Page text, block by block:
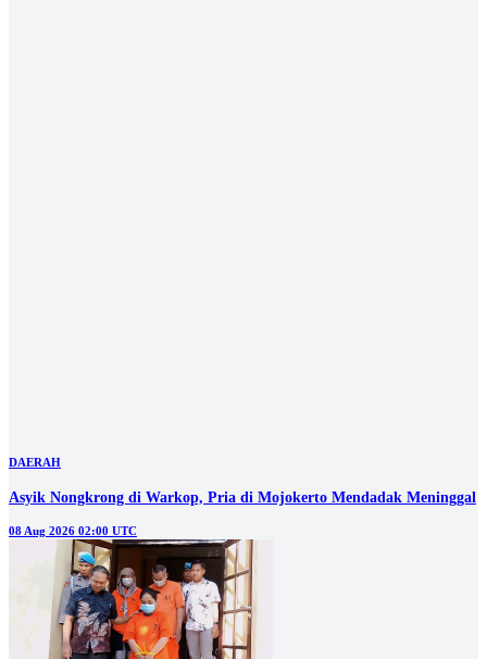
DAERAH
Asyik Nongkrong di Warkop, Pria di Mojokerto Mendadak Meninggal
08 Aug 2026 02:00 UTC